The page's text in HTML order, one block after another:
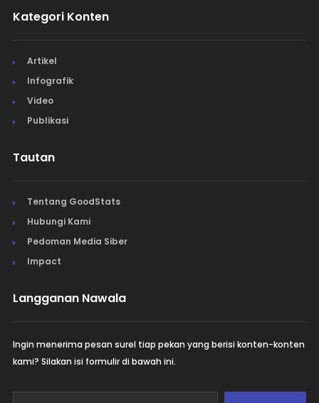
Kategori Konten
Artikel
Infografik
Video
Publikasi
Tautan
Tentang GoodStats
Hubungi Kami
Pedoman Media Siber
Impact
Langganan Nawala
Ingin menerima pesan surel tiap pekan yang berisi konten-konten
kami? Silakan isi formulir di bawah ini.